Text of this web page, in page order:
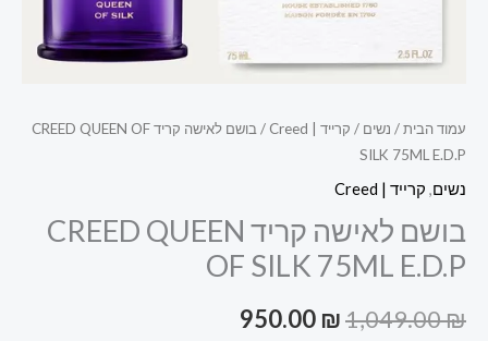
עמוד הבית/ נשים / קרייד | Creed
/ בושם לאישה קריד CREED QUEEN OF
SILK 75ML E.D.P
נשים, קרייד | Creed
בושם לאישה קריד CREED QUEEN
OF SILK 75ML E.D.P
1,049.00₪
950.00 ₪